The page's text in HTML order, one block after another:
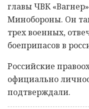
главы ЧВК
Минобороны. Он
трех военных,
боеприпасов в
Российские
официально
подтверждали.